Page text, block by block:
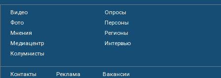
Видео
Опросы
Фото
Персоны
Мнения
Регионы
Медиацентр
Интервью
Колумнисты
Контакты Реклама Вакансии